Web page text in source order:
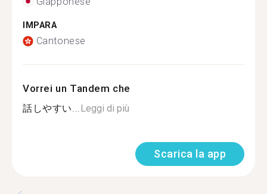
IMPARA
Cantonese
Vorrei un Tandem che
話しやすい...Leggi di più
Scarica la app